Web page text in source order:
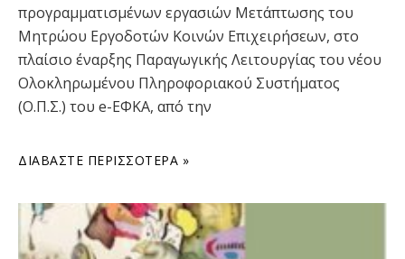
προγραμματισμένων εργασιών Μετάπτωσης του
Μητρώου Εργοδοτών Κοινών Επιχειρήσεων, στο
πλαίσιο έναρξης Παραγωγικής Λειτουργίας του νέου
Ολοκληρωμένου Πληροφοριακού Συστήματος
(Ο.Π.Σ.) του e-ΕΦΚΑ, από την
ΔΙΑΒΆΣΤΕ ΠΕΡΙΣΣΌΤΕΡΑ »